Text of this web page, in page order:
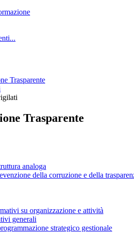
Trasparente
Trasparente
analoga
della corruzione e della
su organizzazione e attività
generali
strategico gestionale